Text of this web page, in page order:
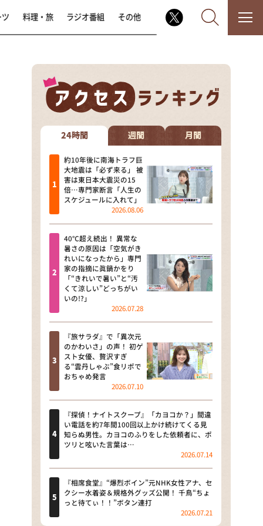
なるみ・岡村の過ぎるTV
相席食堂
これ余談なんですけど・・・
～人生密着トークバラエティ！
～ やすとものいたって真剣です
探偵！ナイトスクープ
news おかえり
河合＆A.B.C-Z塚田×福井アナ
「なんでやねん！？」（news お
かえり）
DAIGOも台所 ～きょうの献立 何
にする？～
本日はダイアンなり！シーズン２
朝だ！生です旅サラダ
教えて！ニュースライブ 正義の
ミカタ
ＬＩＦＥ～夢のカタチ～
新婚さんいらっしゃい！
ポツンと一軒家
ザキ山小屋本館
料理・旅 ラジオ番組 その他
24時間 週間 月間
約10年後に南海トラフ巨
大地震は「必ず来る」 被
害は東日本大震災の15
倍…専門家断言「人生の
スケジュールに入れて」
2026.08.06
40℃超え続出！ 異常な
暑さの原因は「空気がき
れいになったから」専門
家の指摘に眞鍋かをり
「“きれいで暑い”と“汚
くて涼しい”どっちがい
いの!?」
2026.07.28
『旅サラダ』で「異次元
のかわいさ」の声！ 初ゲ
スト女優、贅沢すぎ
る“雲丹しゃぶ”食リポで
おちゃめ発言
2026.07.10
『探偵！ナイトスクープ』「カヨコか？」間違
い電話を約7年間100回以上かけ続けてくる見
知らぬ男性。カヨコのふりをした依頼者に、ポ
ツリと呟いた言葉は…
2026.07.14
『相席食堂』“爆烈ボイン”元NHK女性アナ、セ
クシー水着姿＆規格外グッズ公開！ 千鳥“ちょ
っと待てぃ！！”ボタン連打
2026.07.21